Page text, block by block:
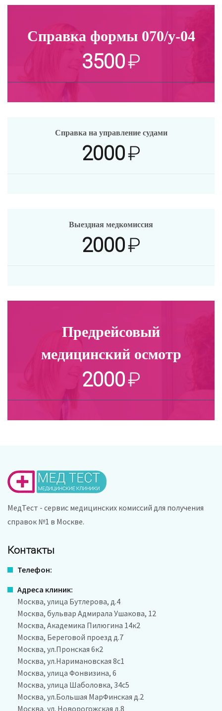
Cправка формы 070/у-04
3500₽
Справка на управление судами
2000₽
Выездная медкомиссия
2000₽
Предрейсовый
медицинский осмотр
2000₽
МедТест - сервис медицинских комиссий для получения
справок №1 в Москве.
Контакты
Телефон:
Адреса клиник:
Москва, улица Бутлерова, д.4
Москва, бульвар Адмирала Ушакова, 12
Москва, Академика Пилюгина 14к2
Москва, Береговой проезд д.7
Москва, ул.Пронская 6к2
Москва, ул.Наримановская 8с1
Москва, улица Фонвизина, 6
Москва, улица Шаболовка, 34с5
Москва, ул.Большая МарФинская д.2
Москва, ул. Новорогожская д.8